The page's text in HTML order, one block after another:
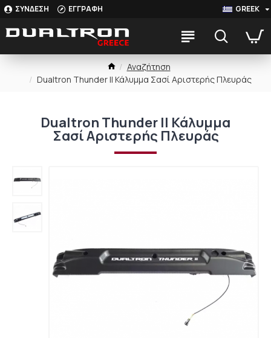
ΣΥΝΔΕΣΗ ΕΓΓΡΑΦΗ GREEK
Αναζήτηση
Dualtron Thunder ΙΙ Κάλυμμα Σασί Αριστερής Πλευράς
Dualtron Thunder ΙΙ Κάλυμμα
Σασί Αριστερής Πλευράς